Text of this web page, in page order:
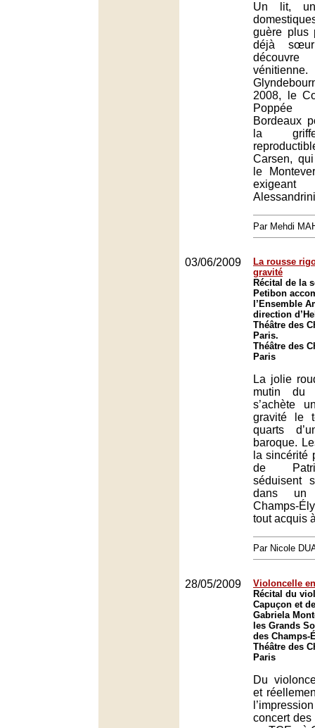
Un lit,
guère plus
déjà
2008, le
Bordeaux
la
Carsen,
le
Par Mehdi
03/06/2009
La rousse
gravité
Récital de la
Petibon
l’Ensemble
direction
Théâtre des
Paris.
Théâtre des
Paris
La jolie
mutin du
s’achète
gravité le
quarts
baroque.
la sincérité
de
séduisent
dans un
Champs-
tout acquis
Par Nicole
28/05/2009
Violoncelle
Récital du
Capuçon et
Gabriela
les Grands
des Champs-
Théâtre des
Paris
Du
et
concert